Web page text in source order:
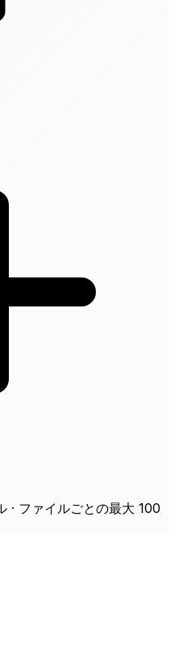
· ファイルごとの最大 100